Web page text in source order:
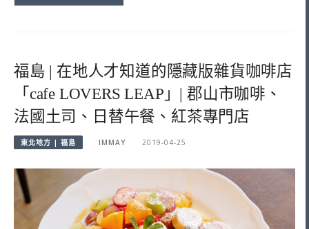
福島 | 在地人才知道的隱藏版雜貨咖啡店
「cafe LOVERS LEAP」| 郡山市咖啡、
法國土司、日替午餐、紅茶專門店
東北地方 | 福島 IMMAY 2019-04-25